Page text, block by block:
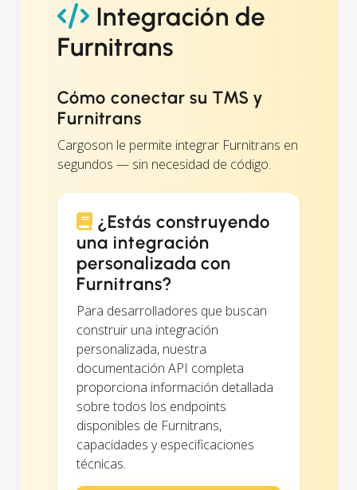
Integración de
Furnitrans
Cómo conectar su TMS y
Furnitrans
Cargoson le permite integrar Furnitrans en
segundos — sin necesidad de código.
¿Estás construyendo
una integración
personalizada con
Furnitrans?
Para desarrolladores que buscan
construir una integración
personalizada, nuestra
documentación API completa
proporciona información detallada
sobre todos los endpoints
disponibles de Furnitrans,
capacidades y especificaciones
técnicas.